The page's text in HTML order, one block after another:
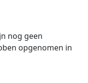
nog geen
opgenomen in